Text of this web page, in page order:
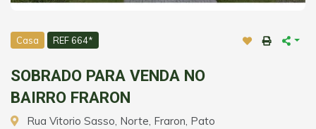
Casa REF 664*
SOBRADO PARA VENDA NO
BAIRRO FRARON
Rua Vitorio Sasso, Norte, Fraron, Pato